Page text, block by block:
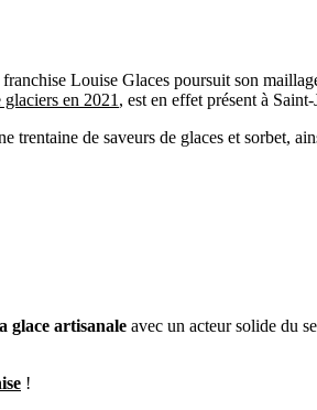
Louise Glaces poursuit son
en 2021 , est en effet présent à
de saveurs de glaces et sorbet,
glace artisanale avec un acteur solide du
!